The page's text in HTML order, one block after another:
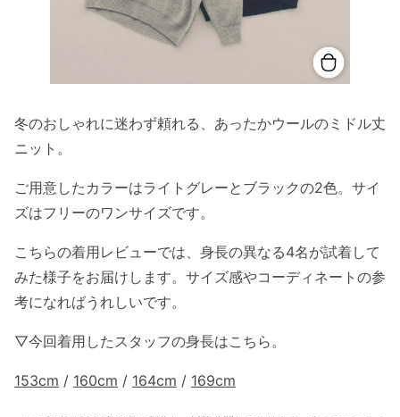
冬のおしゃれに迷わず頼れる、あったかウールのミドル丈
ニット。
ご用意したカラーはライトグレーとブラックの2色。サイ
ズはフリーのワンサイズです。
こちらの着用レビューでは、身長の異なる4名が試着して
みた様子をお届けします。サイズ感やコーディネートの参
考になればうれしいです。
▽今回着用したスタッフの身長はこちら。
153cm / 160cm / 164cm / 169cm